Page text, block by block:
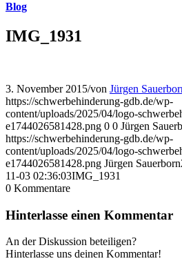
Blog
IMG_1931
3. November 2015/von Jürgen
https://schwerbehinderung-gdb.de/wp-
content/uploads/2025/04/logo-
e1744026581428.png 0 0 Jürgen
https://schwerbehinderung-gdb.de/wp-
content/uploads/2025/04/logo-
e1744026581428.png Jürgen Sauerborn
11-03 02:36:03IMG_1931
0 Kommentare
Hinterlasse einen Kommentar
An der Diskussion beteiligen?
Hinterlasse uns deinen Kommentar!